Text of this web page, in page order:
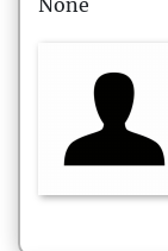
None